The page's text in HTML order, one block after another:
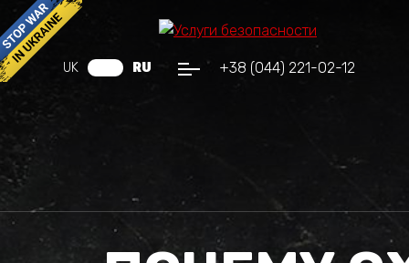
+38 (044) 221-02-12
UK RU